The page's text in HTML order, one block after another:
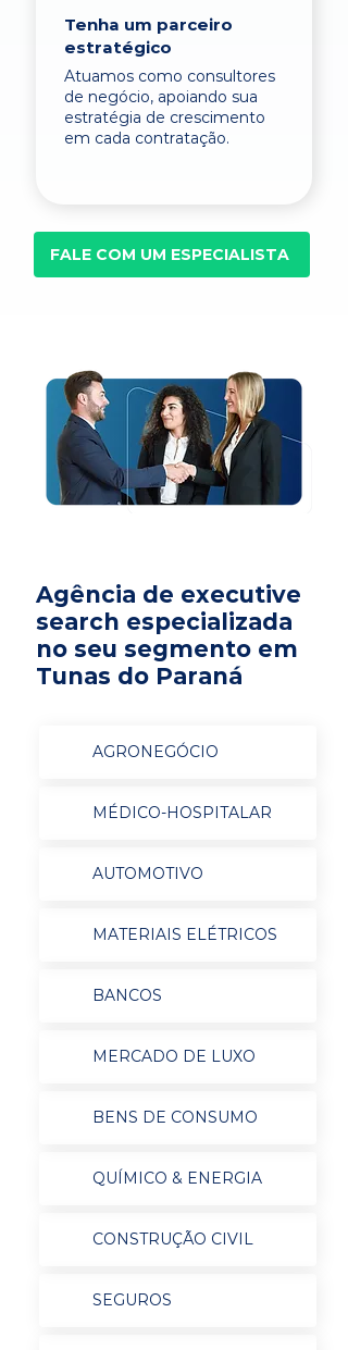
Tenha um parceiro
estratégico
Atuamos como consultores
de negócio, apoiando sua
estratégia de crescimento
em cada contratação.
FALE COM UM ESPECIALISTA
Agência de executive
search especializada
no seu segmento em
Tunas do Paraná
AGRONEGÓCIO
MÉDICO-HOSPITALAR
AUTOMOTIVO
MATERIAIS ELÉTRICOS
BANCOS
MERCADO DE LUXO
BENS DE CONSUMO
QUÍMICO & ENERGIA
CONSTRUÇÃO CIVIL
SEGUROS